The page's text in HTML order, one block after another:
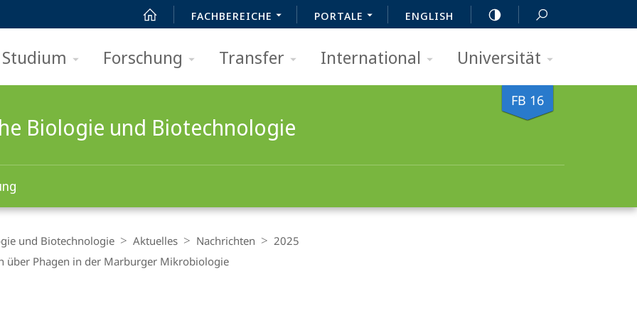
FACHBEREICHE PORTALE ENGLISH
Studium Forschung Transfer International Universität
FB 16
Biologie und Biotechnologie
und Biotechnologie Aktuelles Nachrichten
2025
über Phagen in der Marburger Mikrobiologie